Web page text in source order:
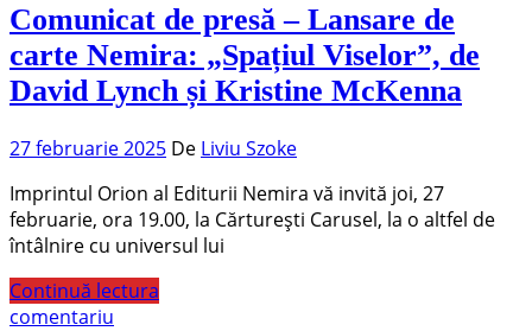
Comunicat de presă – Lansare de
carte Nemira: „Spațiul Viselor”, de
David Lynch și Kristine McKenna
27 februarie 2025 De Liviu Szoke
Imprintul Orion al Editurii Nemira vă invită joi, 27
februarie, ora 19.00, la Cărturești Carusel, la o altfel de
întâlnire cu universul lui
Continuă lectura
comentariu